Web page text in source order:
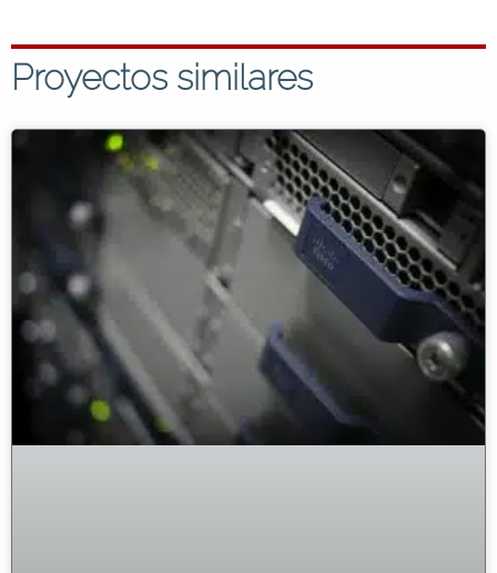
Proyectos similares